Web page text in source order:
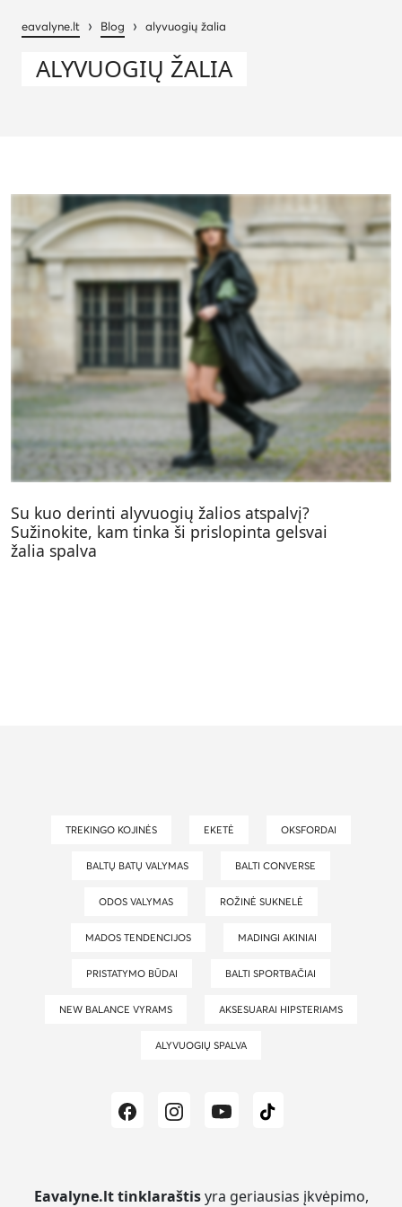
eavalyne.lt › Blog › alyvuogių žalia
ALYVUOGIŲ ŽALIA
Su kuo derinti alyvuogių žalios atspalvį?
Sužinokite, kam tinka ši prislopinta gelsvai
žalia spalva
TREKINGO KOJINĖS EKETĖ OKSFORDAI
BALTŲ BATŲ VALYMAS BALTI CONVERSE
ODOS VALYMAS ROŽINĖ SUKNELĖ
MADOS TENDENCIJOS MADINGI AKINIAI
PRISTATYMO BŪDAI BALTI SPORTBAČIAI
NEW BALANCE VYRAMS AKSESUARAI HIPSTERIAMS
ALYVUOGIŲ SPALVA
Eavalyne.lt tinklaraštisyra geriausias įkvėpimo,